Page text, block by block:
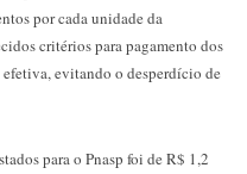
por cada unidade da
critérios para pagamento dos
evitando o desperdício de
para o Pnasp foi de R$ 1,2